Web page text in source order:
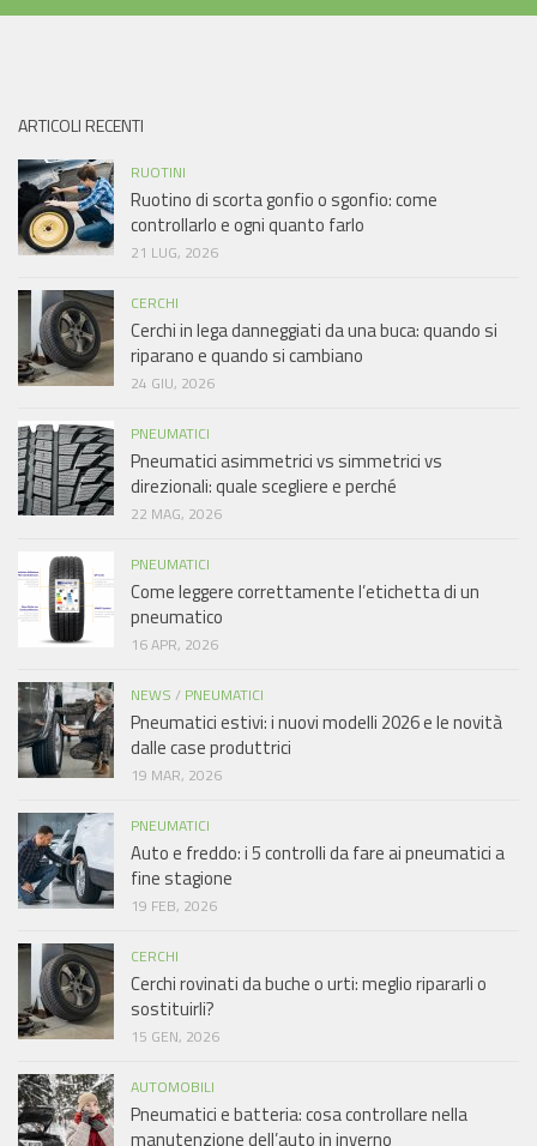
ARTICOLI RECENTI
RUOTINI
Ruotino di scorta gonfio o sgonfio: come
controllarlo e ogni quanto farlo
21 LUG, 2026
CERCHI
Cerchi in lega danneggiati da una buca: quando si
riparano e quando si cambiano
24 GIU, 2026
PNEUMATICI
Pneumatici asimmetrici vs simmetrici vs
direzionali: quale scegliere e perché
22 MAG, 2026
PNEUMATICI
Come leggere correttamente l’etichetta di un
pneumatico
16 APR, 2026
NEWS / PNEUMATICI
Pneumatici estivi: i nuovi modelli 2026 e le novità
dalle case produttrici
19 MAR, 2026
PNEUMATICI
Auto e freddo: i 5 controlli da fare ai pneumatici a
fine stagione
19 FEB, 2026
CERCHI
Cerchi rovinati da buche o urti: meglio ripararli o
sostituirli?
15 GEN, 2026
AUTOMOBILI
Pneumatici e batteria: cosa controllare nella
manutenzione dell’auto in inverno